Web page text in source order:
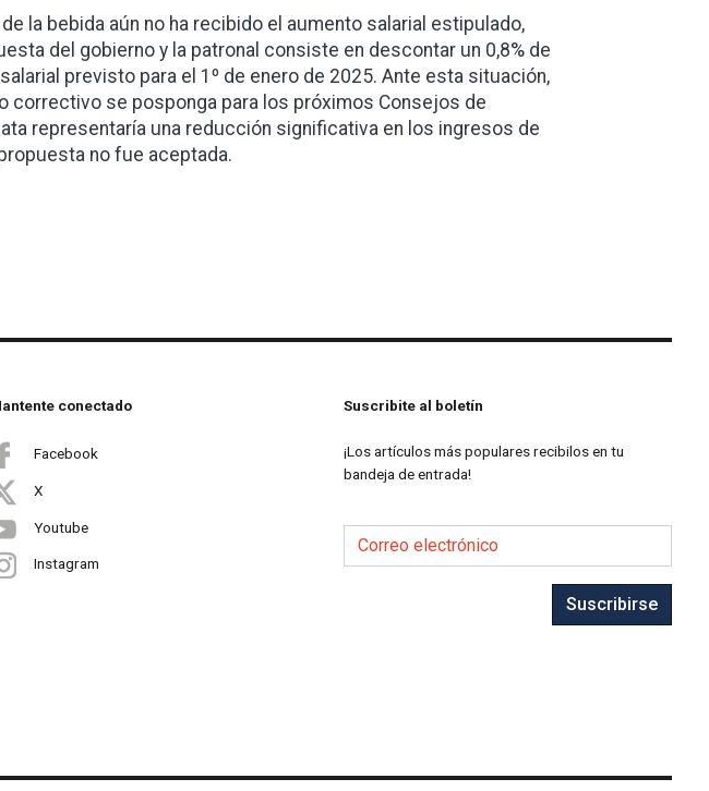
la bebida aún no ha recibido el aumento salarial estipulado,
del gobierno y la patronal consiste en descontar un 0,8% de
previsto para el 1º de enero de 2025. Ante esta situación,
correctivo se posponga para los próximos Consejos de
representaría una reducción significativa en los ingresos de
no fue aceptada.
conectado
Facebook
X
Youtube
Instagram
Suscribite al boletín
¡Los artículos más populares recibilos en tu
bandeja de entrada!
Correo electrónico
Suscribirse